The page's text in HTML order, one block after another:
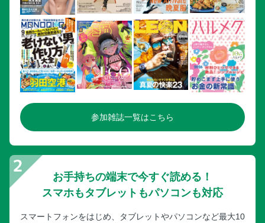
参加雑誌一覧はこちら
お手持ちの端末で今すぐ読める！
スマホもタブレットもパソコンも対応
スマートフォンをはじめ、タブレットやパソコンなど最大10